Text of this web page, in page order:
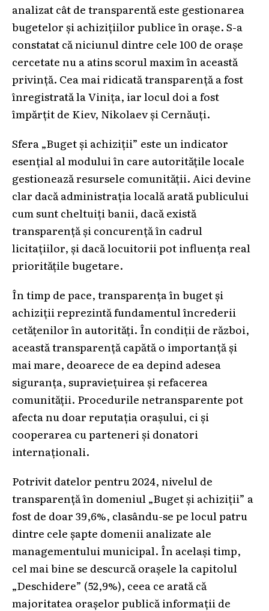
analizat cât de transparentă este gestionarea
bugetelor și achizițiilor publice în orașe. S-a
constatat că niciunul dintre cele 100 de orașe
cercetate nu a atins scorul maxim în această
privință. Cea mai ridicată transparență a fost
înregistrată la Vinița, iar locul doi a fost
împărțit de Kiev, Nikolaev și Cernăuți.
Sfera „Buget și achiziții” este un indicator
esențial al modului în care autoritățile locale
gestionează resursele comunității. Aici devine
clar dacă administrația locală arată publicului
cum sunt cheltuiți banii, dacă există
transparență și concurență în cadrul
licitațiilor, și dacă locuitorii pot influența real
prioritățile bugetare.
În timp de pace, transparența în buget și
achiziții reprezintă fundamentul încrederii
cetățenilor în autorități. În condiții de război,
această transparență capătă o importanță și
mai mare, deoarece de ea depind adesea
siguranța, supraviețuirea și refacerea
comunității. Procedurile netransparente pot
afecta nu doar reputația orașului, ci și
cooperarea cu parteneri și donatori
internaționali.
Potrivit datelor pentru 2024, nivelul de
transparență în domeniul „Buget și achiziții” a
fost de doar 39,6%, clasându-se pe locul patru
dintre cele șapte domenii analizate ale
managementului municipal. În același timp,
cel mai bine se descurcă orașele la capitolul
„Deschidere” (52,9%), ceea ce arată că
majoritatea orașelor publică informații de